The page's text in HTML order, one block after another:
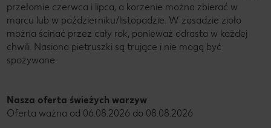
przełomie czerwca i lipca, a korzenie można zbierać w
marcu lub w październiku/listopadzie. W zasadzie zioło
można ścinać przez cały rok, ponieważ odrasta w każdej
chwili. Nasiona pietruszki są trujące i nie mogą być
spożywane.
Nasza oferta świeżych warzyw
Oferta ważna od 06.08.2026 do 08.08.2026